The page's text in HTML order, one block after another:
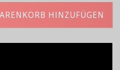
HINZUFÜGEN